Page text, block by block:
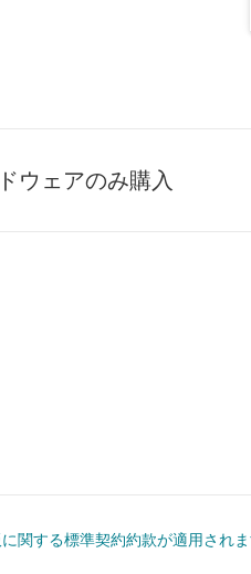
ウェアのみ購入
関する標準契約約款が適用されま